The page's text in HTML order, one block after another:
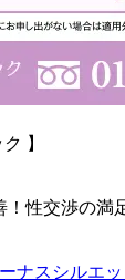
】
！性交渉の満
ナスシルエッ